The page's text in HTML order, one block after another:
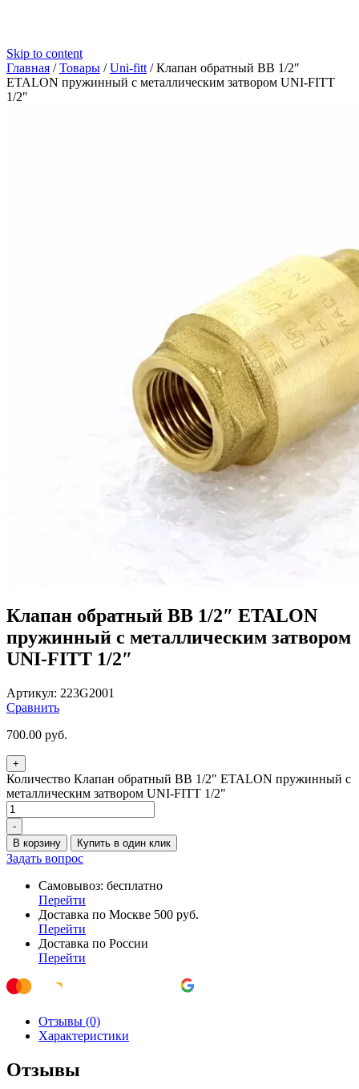
Skip to content
Главная /Товары /Uni-fitt /Клапан обратный BВ 1/2″
ETALON пружинный с металлическим затвором UNI-FITT
1/2″
Клапан обратный BВ 1/2″ ETALON
пружинный с металлическим затвором
UNI-FITT 1/2″
Артикул: 223G2001
Сравнить
700.00 руб.
+
Количество Клапан обратный BВ 1/2" ETALON пружинный с
металлическим затвором UNI-FITT 1/2"
-
В корзину
Купить в один клик
Задать вопрос
Самовывоз: бесплатно
Перейти
Доставка по Москве 500 руб.
Перейти
Доставка по России
Перейти
Отзывы (0)
Характеристики
Отзывы